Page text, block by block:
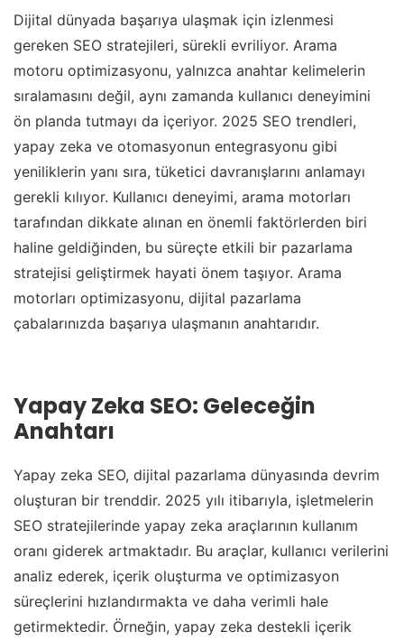
Dijital dünyada başarıya ulaşmak için izlenmesi
gereken SEO stratejileri, sürekli evriliyor. Arama
motoru optimizasyonu, yalnızca anahtar kelimelerin
sıralamasını değil, aynı zamanda kullanıcı deneyimini
ön planda tutmayı da içeriyor. 2025 SEO trendleri,
yapay zeka ve otomasyonun entegrasyonu gibi
yeniliklerin yanı sıra, tüketici davranışlarını anlamayı
gerekli kılıyor. Kullanıcı deneyimi, arama motorları
tarafından dikkate alınan en önemli faktörlerden biri
haline geldiğinden, bu süreçte etkili bir pazarlama
stratejisi geliştirmek hayati önem taşıyor. Arama
motorları optimizasyonu, dijital pazarlama
çabalarınızda başarıya ulaşmanın anahtarıdır.
Yapay Zeka SEO: Geleceğin
Anahtarı
Yapay zeka SEO, dijital pazarlama dünyasında devrim
oluşturan bir trenddir. 2025 yılı itibarıyla, işletmelerin
SEO stratejilerinde yapay zeka araçlarının kullanım
oranı giderek artmaktadır. Bu araçlar, kullanıcı verilerini
analiz ederek, içerik oluşturma ve optimizasyon
süreçlerini hızlandırmakta ve daha verimli hale
getirmektedir. Örneğin, yapay zeka destekli içerik